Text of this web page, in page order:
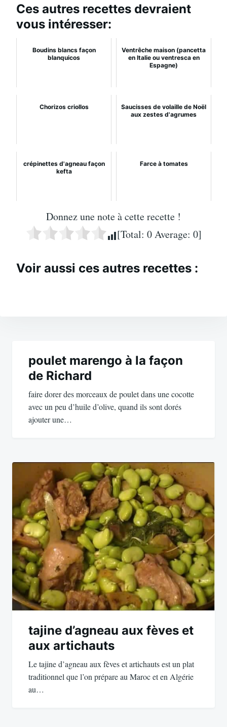
Ces autres recettes devraient
vous intéresser:
Boudins blancs façon
blanquicos
Ventrêche maison (pancetta
en Italie ou ventresca en
Espagne)
Chorizos criollos
Saucisses de volaille de Noël
aux zestes d'agrumes
crépinettes d'agneau façon
kefta
Farce à tomates
Donnez une note à cette recette !
[Total: 0Average: 0]
Voir aussi ces autres recettes :
l’article
poulet marengo à la façon
de Richard
faire dorer des morceaux de poulet dans une cocotte
avec un peu d’huile d’olive, quand ils sont dorés
ajouter une…
tajine d’agneau aux fèves et
aux artichauts
Le tajine d’agneau aux fèves et artichauts est un plat
traditionnel que l’on prépare au Maroc et en Algérie
au…